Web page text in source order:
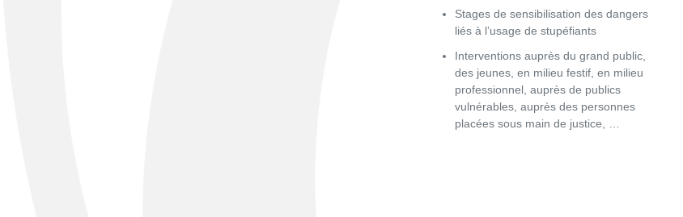
Stages de sensibilisation des dangers
liés à l’usage de stupéfiants
Interventions auprès du grand public,
des jeunes, en milieu festif, en milieu
professionnel, auprès de publics
vulnérables, auprès des personnes
placées sous main de justice, …